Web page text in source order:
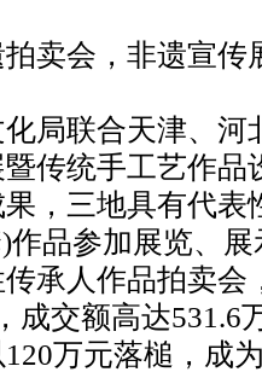
会，非遗宣传
联合天津、河
传统手工艺作品
，三地具有代表
作品参加展览、
承人作品拍卖会
成交额高达531.6
万元落槌，成